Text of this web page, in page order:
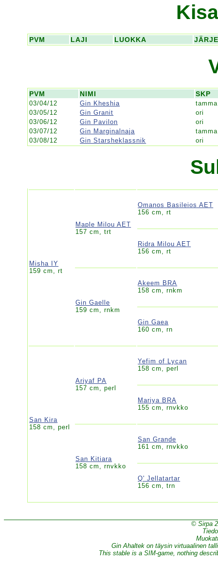
PVM LAJI LUOKKA
PVM NIMI SKP
03/04/12 Gin Kheshia
tamma
03/05/12
Gin Granit
ori
03/06/12
Gin Pavilon
ori
03/07/12
Gin Marginalnaja
tamma
03/08/12
Gin Starsheklassnik ori
Misha IY
159 cm, rt
Maple Milou AET
157 cm, trt
Omanos Basileios AET
156 cm, rt
Ridra Milou AET
156 cm, rt
Gin Gaelle
159 cm, rnkm
Akeem BRA
158 cm, rnkm
Gin Gaea
160 cm, rn
San Kira
158 cm, perl
Ariyaf PA
157 cm, perl
Yefim of Lycan
158 cm, perl
Mariya BRA
155 cm, rnvkko
San Kitiara
158 cm, rnvkko
San Grande
161 cm, rnvkko
Q' Jellatartar
156 cm, trn
© Sirpa
Gin Ahaltek on täysin virtuaalinen
This stable is a SIM-game, nothing